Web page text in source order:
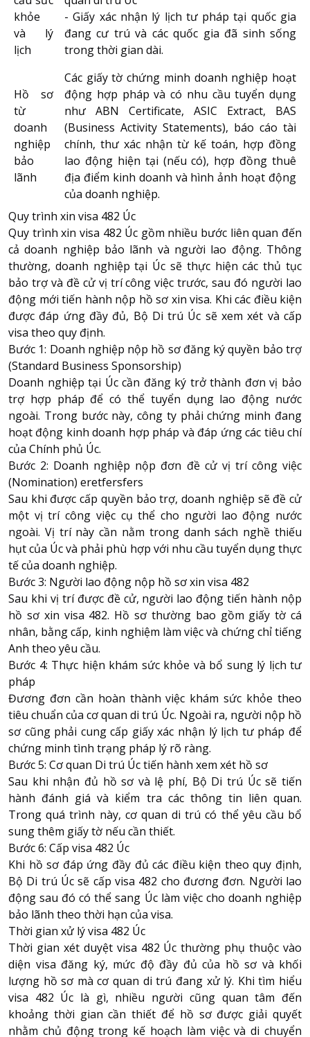
khỏe
và lý
lịch
- Giấy xác nhận lý lịch tư pháp tại quốc gia
đang cư trú và các quốc gia đã sinh sống
trong thời gian dài.
Hồ sơ
từ
doanh
nghiệp
bảo
lãnh
Các giấy tờ chứng minh doanh nghiệp hoạt
động hợp pháp và có nhu cầu tuyển dụng
như ABN Certificate, ASIC Extract, BAS
(Business Activity Statements), báo cáo tài
chính, thư xác nhận từ kế toán, hợp đồng
lao động hiện tại (nếu có), hợp đồng thuê
địa điểm kinh doanh và hình ảnh hoạt động
của doanh nghiệp.
Quy trình xin visa 482 Úc
Quy trình xin visa 482 Úc gồm nhiều bước liên quan đến
cả doanh nghiệp bảo lãnh và người lao động. Thông
thường, doanh nghiệp tại Úc sẽ thực hiện các thủ tục
bảo trợ và đề cử vị trí công việc trước, sau đó người lao
động mới tiến hành nộp hồ sơ xin visa. Khi các điều kiện
được đáp ứng đầy đủ, Bộ Di trú Úc sẽ xem xét và cấp
visa theo quy định.
Bước 1: Doanh nghiệp nộp hồ sơ đăng ký quyền bảo trợ
(Standard Business Sponsorship)
Doanh nghiệp tại Úc cần đăng ký trở thành đơn vị bảo
trợ hợp pháp để có thể tuyển dụng lao động nước
ngoài. Trong bước này, công ty phải chứng minh đang
hoạt động kinh doanh hợp pháp và đáp ứng các tiêu chí
của Chính phủ Úc.
Bước 2: Doanh nghiệp nộp đơn đề cử vị trí công việc
(Nomination) eretfersfers
Sau khi được cấp quyền bảo trợ, doanh nghiệp sẽ đề cử
một vị trí công việc cụ thể cho người lao động nước
ngoài. Vị trí này cần nằm trong danh sách nghề thiếu
hụt của Úc và phải phù hợp với nhu cầu tuyển dụng thực
tế của doanh nghiệp.
Bước 3: Người lao động nộp hồ sơ xin visa 482
Sau khi vị trí được đề cử, người lao động tiến hành nộp
hồ sơ xin visa 482. Hồ sơ thường bao gồm giấy tờ cá
nhân, bằng cấp, kinh nghiệm làm việc và chứng chỉ tiếng
Anh theo yêu cầu.
Bước 4: Thực hiện khám sức khỏe và bổ sung lý lịch tư
pháp
Đương đơn cần hoàn thành việc khám sức khỏe theo
tiêu chuẩn của cơ quan di trú Úc. Ngoài ra, người nộp hồ
sơ cũng phải cung cấp giấy xác nhận lý lịch tư pháp để
chứng minh tình trạng pháp lý rõ ràng.
Bước 5: Cơ quan Di trú Úc tiến hành xem xét hồ sơ
Sau khi nhận đủ hồ sơ và lệ phí, Bộ Di trú Úc sẽ tiến
hành đánh giá và kiểm tra các thông tin liên quan.
Trong quá trình này, cơ quan di trú có thể yêu cầu bổ
sung thêm giấy tờ nếu cần thiết.
Bước 6: Cấp visa 482 Úc
Khi hồ sơ đáp ứng đầy đủ các điều kiện theo quy định,
Bộ Di trú Úc sẽ cấp visa 482 cho đương đơn. Người lao
động sau đó có thể sang Úc làm việc cho doanh nghiệp
bảo lãnh theo thời hạn của visa.
Thời gian xử lý visa 482 Úc
Thời gian xét duyệt visa 482 Úc thường phụ thuộc vào
diện visa đăng ký, mức độ đầy đủ của hồ sơ và khối
lượng hồ sơ mà cơ quan di trú đang xử lý. Khi tìm hiểu
visa 482 Úc là gì, nhiều người cũng quan tâm đến
khoảng thời gian cần thiết để hồ sơ được giải quyết
nhằm chủ động trong kế hoạch làm việc và di chuyển